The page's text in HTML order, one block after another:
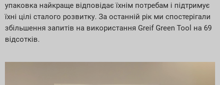
упаковка найкраще відповідає їхнім потребам і підтримує
їхні цілі сталого розвитку. За останній рік ми спостерігали
збільшення запитів на використання Greif Green Tool на 69
відсотків.